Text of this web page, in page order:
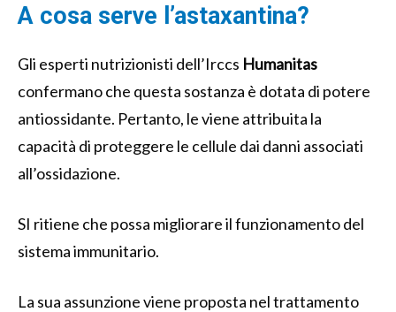
A cosa serve l’astaxantina?
Gli esperti nutrizionisti dell’Irccs Humanitas
confermano che questa sostanza è dotata di potere
antiossidante. Pertanto, le viene attribuita la
capacità di proteggere le cellule dai danni associati
all’ossidazione.
SI ritiene che possa migliorare il funzionamento del
sistema immunitario.
La sua assunzione viene proposta nel trattamento